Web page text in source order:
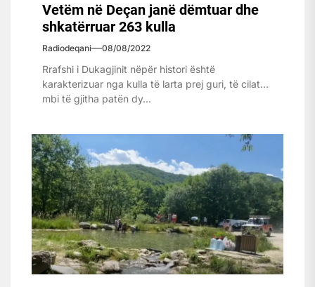
Vetëm në Deçan janë dëmtuar dhe
shkatërruar 263 kulla
Radiodeqani 08/08/2022
Rrafshi i Dukagjinit nëpër histori është
karakterizuar nga kulla të larta prej guri, të cilat
mbi të gjitha patën dy...